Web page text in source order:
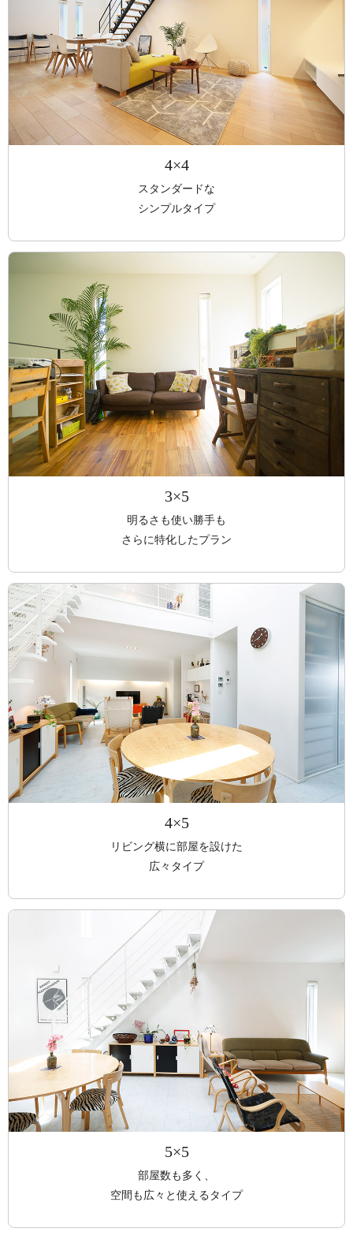
4×4
スタンダードな
シンプルタイプ
3×5
明るさも使い勝手も
さらに特化したプラン
4×5
リビング横に部屋を設けた
広々タイプ
5×5
部屋数も多く、
空間も広々と使えるタイプ